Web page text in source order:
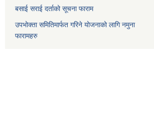
बसाई सराई दर्ताको सूचना फाराम
उपभोक्ता समितिमार्फत गरिने योजनाको लागि नमुना
फारामहरु